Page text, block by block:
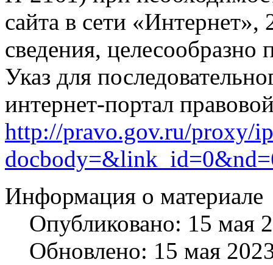
сайта в сети
сведения, целесообразно
Указ для
интернет-портал
http://pravo.gov.ru/proxy/
Информация о материале
Опубликовано: 15 мая
Обновлено: 15 мая